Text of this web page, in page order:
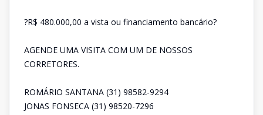
?R$ 480.000,00 a vista ou financiamento bancário?
AGENDE UMA VISITA COM UM DE NOSSOS
CORRETORES.
ROMÁRIO SANTANA (31) 98582-9294
JONAS FONSECA (31) 98520-7296